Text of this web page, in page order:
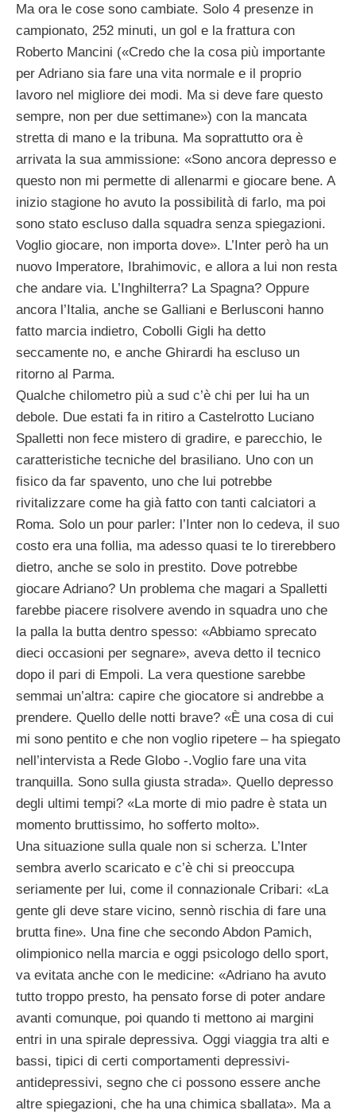
Ma ora le cose sono cambiate. Solo 4 presenze in
campionato, 252 minuti, un gol e la frattura con
Roberto Mancini («Credo che la cosa più importante
per Adriano sia fare una vita normale e il proprio
lavoro nel migliore dei modi. Ma si deve fare questo
sempre, non per due settimane») con la mancata
stretta di mano e la tribuna. Ma soprattutto ora è
arrivata la sua ammissione: «Sono ancora depresso e
questo non mi permette di allenarmi e giocare bene. A
inizio stagione ho avuto la possibilità di farlo, ma poi
sono stato escluso dalla squadra senza spiegazioni.
Voglio giocare, non importa dove». L’Inter però ha un
nuovo Imperatore, Ibrahimovic, e allora a lui non resta
che andare via. L’Inghilterra? La Spagna? Oppure
ancora l’Italia, anche se Galliani e Berlusconi hanno
fatto marcia indietro, Cobolli Gigli ha detto
seccamente no, e anche Ghirardi ha escluso un
ritorno al Parma.
Qualche chilometro più a sud c’è chi per lui ha un
debole. Due estati fa in ritiro a Castelrotto Luciano
Spalletti non fece mistero di gradire, e parecchio, le
caratteristiche tecniche del brasiliano. Uno con un
fisico da far spavento, uno che lui potrebbe
rivitalizzare come ha già fatto con tanti calciatori a
Roma. Solo un pour parler: l’Inter non lo cedeva, il suo
costo era una follia, ma adesso quasi te lo tirerebbero
dietro, anche se solo in prestito. Dove potrebbe
giocare Adriano? Un problema che magari a Spalletti
farebbe piacere risolvere avendo in squadra uno che
la palla la butta dentro spesso: «Abbiamo sprecato
dieci occasioni per segnare», aveva detto il tecnico
dopo il pari di Empoli. La vera questione sarebbe
semmai un’altra: capire che giocatore si andrebbe a
prendere. Quello delle notti brave? «È una cosa di cui
mi sono pentito e che non voglio ripetere – ha spiegato
nell’intervista a Rede Globo -.Voglio fare una vita
tranquilla. Sono sulla giusta strada». Quello depresso
degli ultimi tempi? «La morte di mio padre è stata un
momento bruttissimo, ho sofferto molto».
Una situazione sulla quale non si scherza. L’Inter
sembra averlo scaricato e c’è chi si preoccupa
seriamente per lui, come il connazionale Cribari: «La
gente gli deve stare vicino, sennò rischia di fare una
brutta fine». Una fine che secondo Abdon Pamich,
olimpionico nella marcia e oggi psicologo dello sport,
va evitata anche con le medicine: «Adriano ha avuto
tutto troppo presto, ha pensato forse di poter andare
avanti comunque, poi quando ti mettono ai margini
entri in una spirale depressiva. Oggi viaggia tra alti e
bassi, tipici di certi comportamenti depressivi-
antidepressivi, segno che ci possono essere anche
altre spiegazioni, che ha una chimica sballata». Ma a